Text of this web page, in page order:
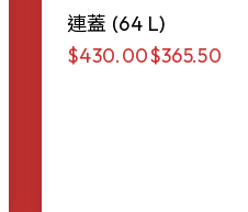
連蓋 (64 L)
$430.00$365.50